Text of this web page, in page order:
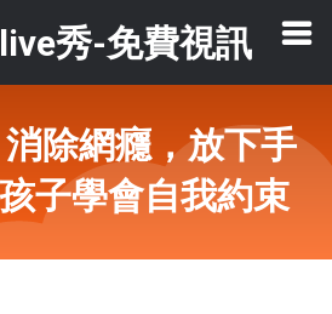
秀-免費視訊
除網癮，放下手
子學會自我約束